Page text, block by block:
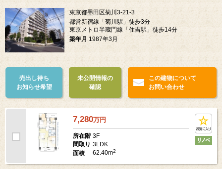
東京都墨田区菊川3-21-3
都営新宿線「菊川駅」徒歩3分
東京メトロ半蔵門線「住吉駅」徒歩14分
築年月 1987年3月
売出し待ち
お知らせ希望
未公開情報の
確認
この建物について
お問い合わせ
7,280万円
所在階 3F
間取り 3LDK
面積
62.40m2